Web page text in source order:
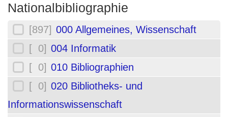
Nationalbibliographie
[897] 000 Allgemeines, Wissenschaft
[ 0] 004 Informatik
[ 0] 010 Bibliographien
[ 0] 020 Bibliotheks- und
Informationswissenschaft